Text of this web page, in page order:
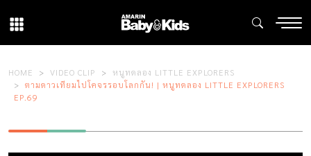
HOME VIDEO CLIP
หนูทดลอง LITTLE EXPLORERS
ตามดาวเทียมไปโคจรรอบโลกกัน! | หนูทดลอง LITTLE EXPLORERS
EP.69